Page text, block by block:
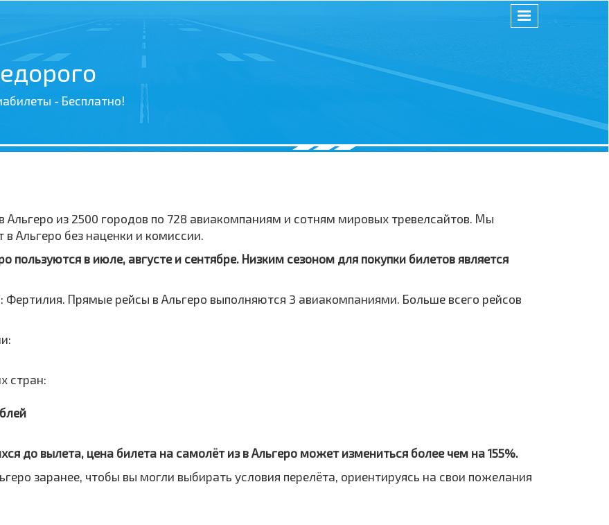
- Бесплатно!
Альгеро из 2500 городов по 728 авиакомпаниям и сотням мировых тревелсайтов. Мы
Альгеро без наценки и комиссии.
пользуются в июле, августе и сентябре. Низким сезоном для покупки билетов является
Фертилия. Прямые рейсы в Альгеро выполняются 3 авиакомпаниями. Больше всего рейсов
стран:
до вылета, цена билета на самолёт из в Альгеро может измениться более чем на 155%.
заранее, чтобы вы могли выбирать условия перелёта, ориентируясь на свои пожелания